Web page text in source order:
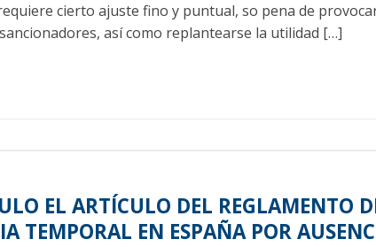
cierto ajuste fino y puntual, so pena de
así como replantearse la utilidad […]
EL ARTÍCULO DEL REGLAMENTO
TEMPORAL EN ESPAÑA POR